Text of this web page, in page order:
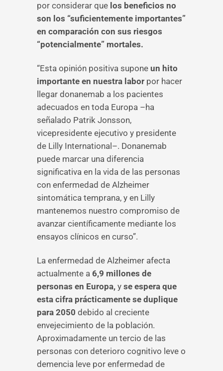
por considerar que los beneficios no
son los “suficientemente importantes”
en comparación con sus riesgos
“potencialmente” mortales.
“Esta opinión positiva supone un hito
importante en nuestra labor por hacer
llegar donanemab a los pacientes
adecuados en toda Europa –ha
señalado Patrik Jonsson,
vicepresidente ejecutivo y presidente
de Lilly International–. Donanemab
puede marcar una diferencia
significativa en la vida de las personas
con enfermedad de Alzheimer
sintomática temprana, y en Lilly
mantenemos nuestro compromiso de
avanzar científicamente mediante los
ensayos clínicos en curso”.
La enfermedad de Alzheimer afecta
actualmente a 6,9 millones de
personas en Europa, y se espera que
esta cifra prácticamente se duplique
para 2050 debido al creciente
envejecimiento de la población.
Aproximadamente un tercio de las
personas con deterioro cognitivo leve o
demencia leve por enfermedad de